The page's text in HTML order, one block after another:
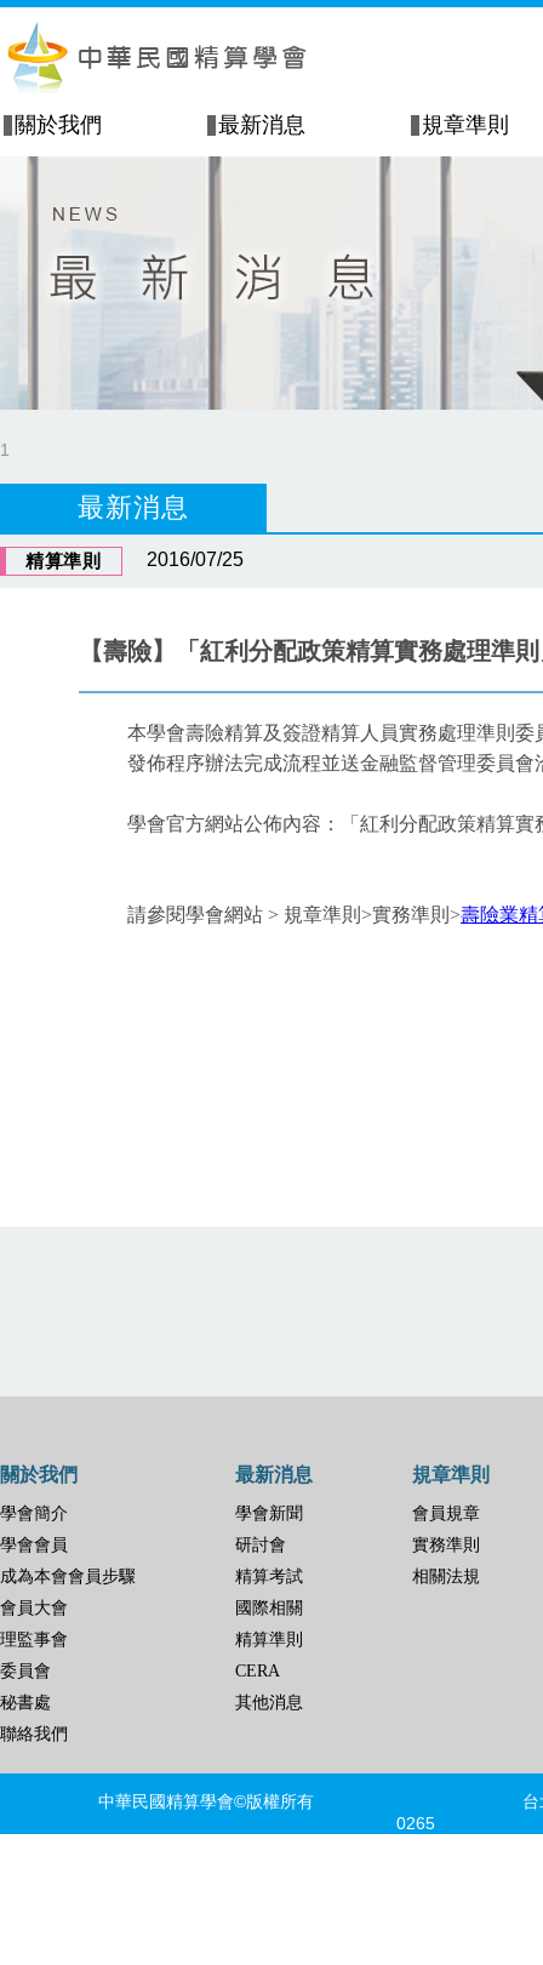
關於我們 最新消息 規章準則
1
最新消息
精算準則 2016/07/25
【壽險】「紅利分配政策精算實務處理準
本學會壽險精算及簽證精算人員實務處理準則
發佈程序辦法完成流程並送金融監督管理委員會
學會官方網站公佈內容：「紅利分配政策精算實
請參閱學會網站 > 規章準則>實務準則>壽險業精
關於我們
學會簡介
學會會員
成為本會會員步驟
會員大會
理監事會
委員會
秘書處
聯絡我們
最新消息
學會新聞
研討會
精算考試
國際相關
精算準則
CERA
其他消息
規章準則
會員規章
實務準則
相關法規
中華民國精算學會©版權所有 台北
0265